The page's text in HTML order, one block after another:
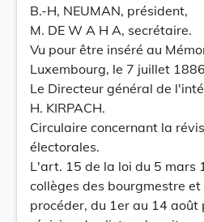
B.-H, NEUMAN, président,
M. DE W A H A, secrétaire.
Vu pour être inséré au
Luxembourg, le 7 juillet
Le Directeur général de
H. KIRPACH.
Circulaire concernant la
électorales.
L'art. 15 de la loi du 5 mars
collèges des bourgmestre
procéder, du 1er au 14 août